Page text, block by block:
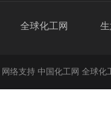
全球化工网
网络支持 中国化工网 全球化